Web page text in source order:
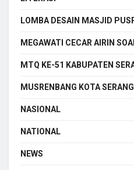
LOMBA DESAIN MASJID
MEGAWATI CECAR AIRIN
MTQ KE-51 KABUPATEN
MUSRENBANG KOTA SERANG
NASIONAL
NATIONAL
NEWS